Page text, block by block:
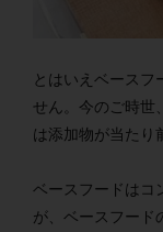
とはいえベースフ
せん。今のご時世
は添加物が当たり
ベースフードはコ
が、ベースフード